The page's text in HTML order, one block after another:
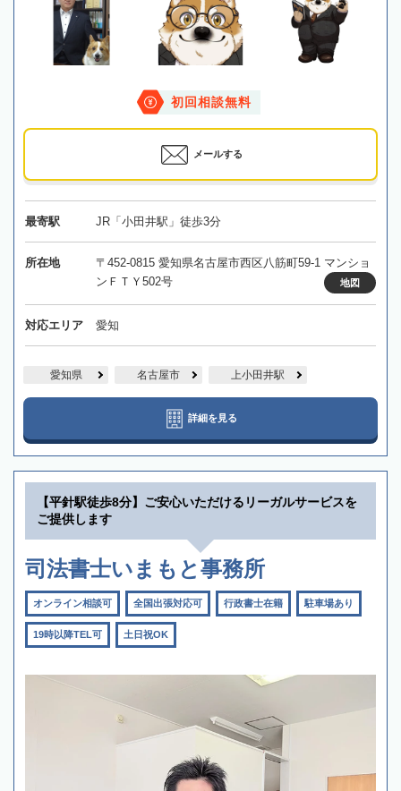
初回相談無料
メールする
最寄駅 JR「小田井駅」徒歩3分
所在地
〒452-0815 愛知県名古屋市西区八筋町59-1 マンショ
ンＦＴＹ502号
地図
対応エリア 愛知
愛知県 名古屋市 上小田井駅
詳細を見る
【平針駅徒歩8分】ご安心いただけるリーガルサービスを
ご提供します
司法書士いまもと事務所
オンライン相談可 全国出張対応可 行政書士在籍 駐車場あり
19時以降TEL可 土日祝OK